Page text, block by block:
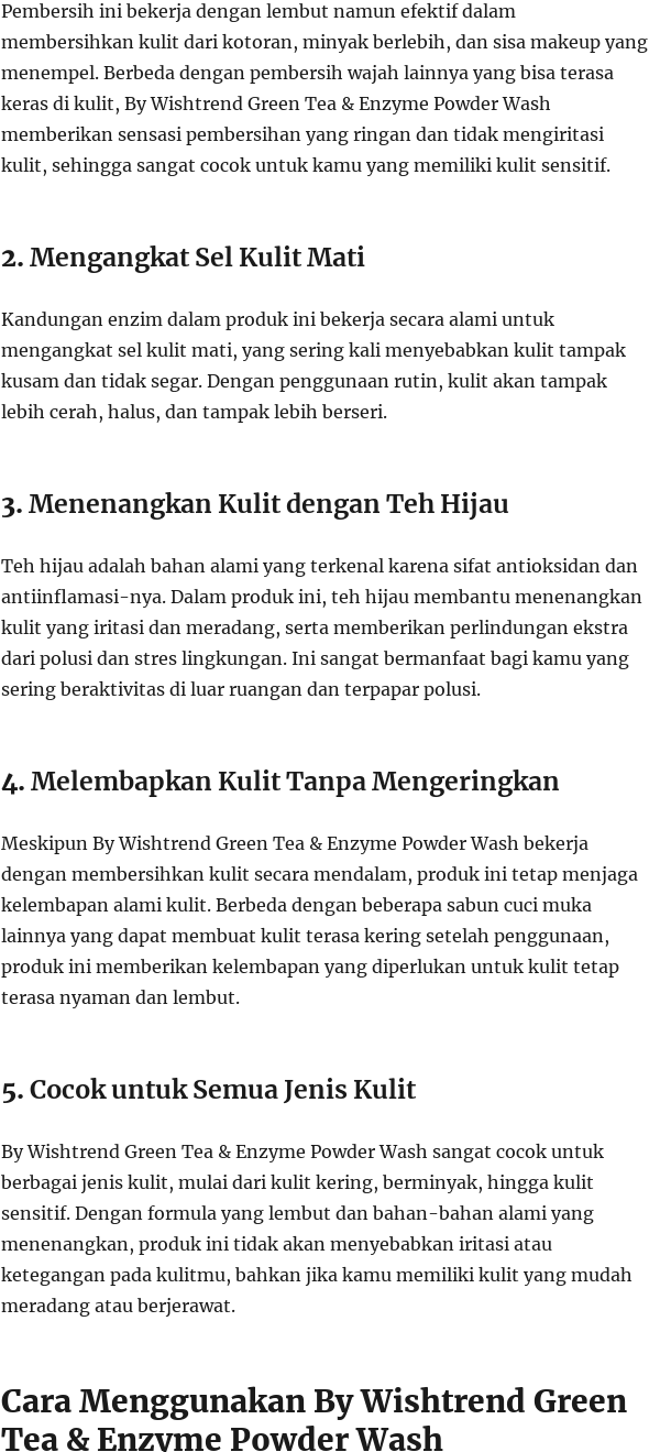
Pembersih ini bekerja dengan lembut namun efektif dalam
membersihkan kulit dari kotoran, minyak berlebih, dan sisa makeup yang
menempel. Berbeda dengan pembersih wajah lainnya yang bisa terasa
keras di kulit, By Wishtrend Green Tea & Enzyme Powder Wash
memberikan sensasi pembersihan yang ringan dan tidak mengiritasi
kulit, sehingga sangat cocok untuk kamu yang memiliki kulit sensitif.
2. Mengangkat Sel Kulit Mati
Kandungan enzim dalam produk ini bekerja secara alami untuk
mengangkat sel kulit mati, yang sering kali menyebabkan kulit tampak
kusam dan tidak segar. Dengan penggunaan rutin, kulit akan tampak
lebih cerah, halus, dan tampak lebih berseri.
3. Menenangkan Kulit dengan Teh Hijau
Teh hijau adalah bahan alami yang terkenal karena sifat antioksidan dan
antiinflamasi-nya. Dalam produk ini, teh hijau membantu menenangkan
kulit yang iritasi dan meradang, serta memberikan perlindungan ekstra
dari polusi dan stres lingkungan. Ini sangat bermanfaat bagi kamu yang
sering beraktivitas di luar ruangan dan terpapar polusi.
4. Melembapkan Kulit Tanpa Mengeringkan
Meskipun By Wishtrend Green Tea & Enzyme Powder Wash bekerja
dengan membersihkan kulit secara mendalam, produk ini tetap menjaga
kelembapan alami kulit. Berbeda dengan beberapa sabun cuci muka
lainnya yang dapat membuat kulit terasa kering setelah penggunaan,
produk ini memberikan kelembapan yang diperlukan untuk kulit tetap
terasa nyaman dan lembut.
5. Cocok untuk Semua Jenis Kulit
By Wishtrend Green Tea & Enzyme Powder Wash sangat cocok untuk
berbagai jenis kulit, mulai dari kulit kering, berminyak, hingga kulit
sensitif. Dengan formula yang lembut dan bahan-bahan alami yang
menenangkan, produk ini tidak akan menyebabkan iritasi atau
ketegangan pada kulitmu, bahkan jika kamu memiliki kulit yang mudah
meradang atau berjerawat.
Cara Menggunakan By Wishtrend Green
Tea & Enzyme Powder Wash